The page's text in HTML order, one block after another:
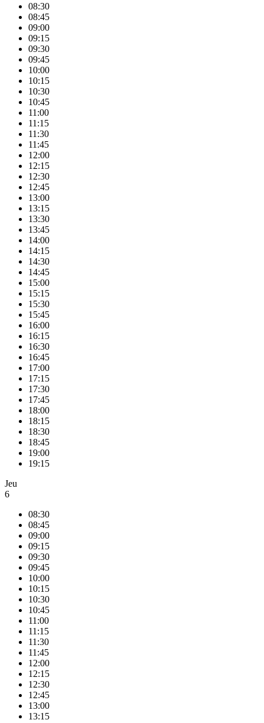
08:30
08:45
09:00
09:15
09:30
09:45
10:00
10:15
10:30
10:45
11:00
11:15
11:30
11:45
12:00
12:15
12:30
12:45
13:00
13:15
13:30
13:45
14:00
14:15
14:30
14:45
15:00
15:15
15:30
15:45
16:00
16:15
16:30
16:45
17:00
17:15
17:30
17:45
18:00
18:15
18:30
18:45
19:00
19:15
Jeu
6
08:30
08:45
09:00
09:15
09:30
09:45
10:00
10:15
10:30
10:45
11:00
11:15
11:30
11:45
12:00
12:15
12:30
12:45
13:00
13:15